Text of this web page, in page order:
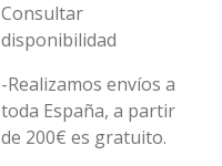
Consultar
disponibilidad
-Realizamos envíos a
toda España, a partir
de 200€ es gratuito.